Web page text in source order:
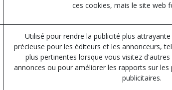
ces cookies, mais le site web
Utilisé pour rendre la publicité plus
précieuse pour les éditeurs et les annonceurs,
plus pertinentes lorsque vous visitez
annonces ou pour améliorer les rapports sur
publicitaires.